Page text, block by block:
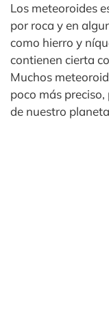
Los meteoroides
por roca y en
como hierro y
contienen cierta
Muchos
poco más
de nuestro